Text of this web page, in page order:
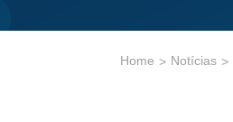
Home Notícias